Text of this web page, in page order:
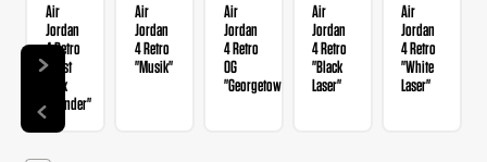
Air
Jordan
4 Retro
"Rust
Pink
Thunder"
Air
Jordan
4 Retro
"Musik"
Air
Jordan
4 Retro
OG
"Georgetown"
Air
Jordan
4 Retro
"Black
Laser"
Air
Jordan
4 Retro
"White
Laser"